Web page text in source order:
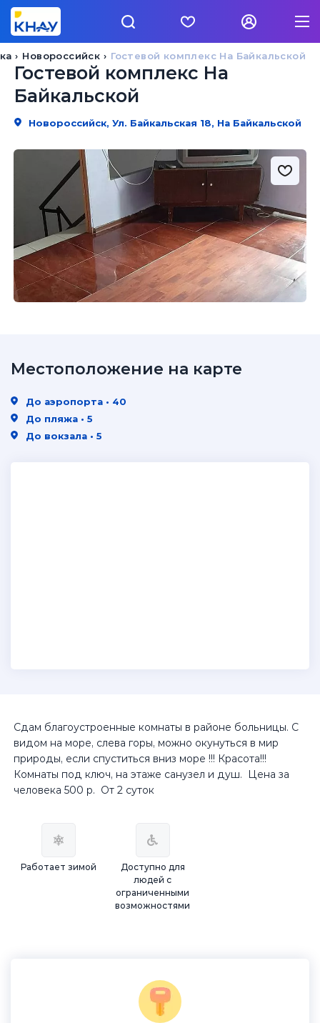
Гостевой комплекс На Байкальской
Новороссийск
Гостевой комплекс На
Байкальской
Новороссийск, Ул. Байкальская 18, На Байкальской
Сдам благоустроенные комнаты в районе больницы. С
видом на море, слева горы, можно окунуться в мир
природы, если спуститься вниз море !!! Красота!!!
Комнаты под ключ, на этаже санузел и душ. Цена за
человека 500 р. От 2 суток
Работает зимой
Доступно для
людей с
ограниченными
возможностями
Местоположение на карте
До аэропорта • 40
До пляжа • 5
До вокзала • 5